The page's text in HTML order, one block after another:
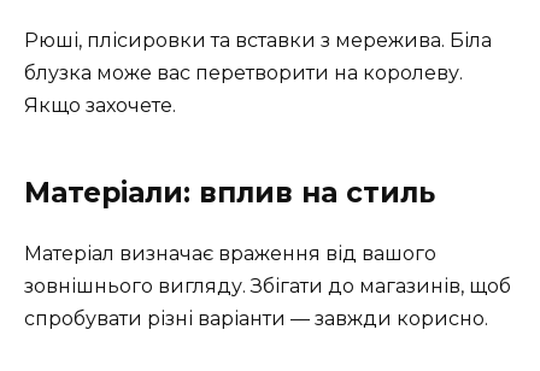
Рюші, плісировки та вставки з мережива. Біла
блузка може вас перетворити на королеву.
Якщо захочете.
Матеріали: вплив на стиль
Матеріал визначає враження від вашого
зовнішнього вигляду. Збігати до магазинів, щоб
спробувати різні варіанти — завжди корисно.